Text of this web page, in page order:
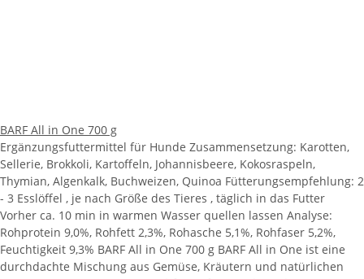
BARF All in One 700 g
Ergänzungsfuttermittel für Hunde Zusammensetzung: Karotten,
Sellerie, Brokkoli, Kartoffeln, Johannisbeere, Kokosraspeln,
Thymian, Algenkalk, Buchweizen, Quinoa Fütterungsempfehlung: 2
- 3 Esslöffel , je nach Größe des Tieres , täglich in das Futter
Vorher ca. 10 min in warmen Wasser quellen lassen Analyse:
Rohprotein 9,0%, Rohfett 2,3%, Rohasche 5,1%, Rohfaser 5,2%,
Feuchtigkeit 9,3% BARF All in One 700 g BARF All in One ist eine
durchdachte Mischung aus Gemüse, Kräutern und natürlichen